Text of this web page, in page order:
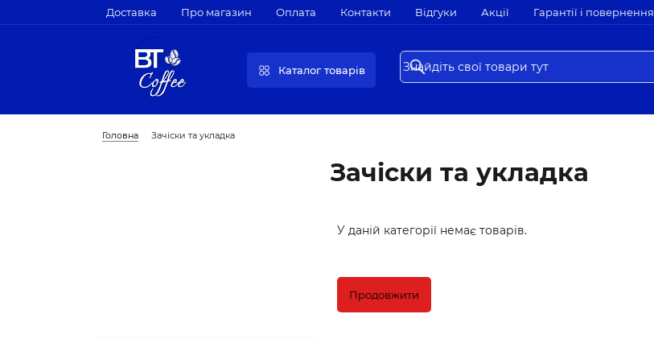
Доставка Про магазин Оплата Контакти Відгуки Акції Гарантії і повернення
Каталог товарів
Головна Зачіски та укладка
Зачіски та укладка
У даній категорії немає товарів.
Продовжити